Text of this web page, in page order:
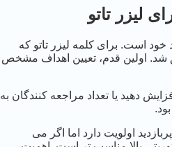
لیزر تاتو
است. برای کلمه لیزر تاتو که
شد. اولین قدم، تعیین اهداف مشخص
دهید یا تعداد مراجعه کنندگان به
اولویت دارد اما اگر می